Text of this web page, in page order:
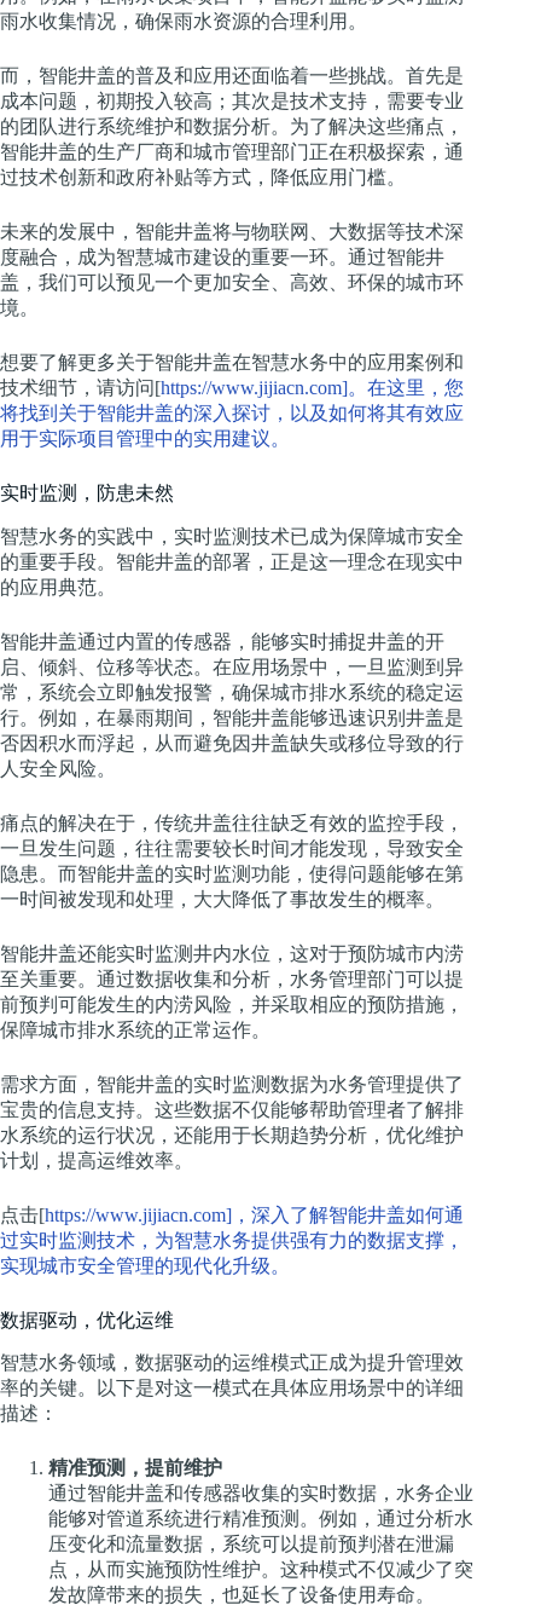
雨水收集情况，确保雨水资源的合理利用。
而，智能井盖的普及和应用还面临着一些挑战。首先是
成本问题，初期投入较高；其次是技术支持，需要专业
的团队进行系统维护和数据分析。为了解决这些痛点，
智能井盖的生产厂商和城市管理部门正在积极探索，通
过技术创新和政府补贴等方式，降低应用门槛。
未来的发展中，智能井盖将与物联网、大数据等技术深
度融合，成为智慧城市建设的重要一环。通过智能井
盖，我们可以预见一个更加安全、高效、环保的城市环
境。
想要了解更多关于智能井盖在智慧水务中的应用案例和
技术细节，请访问[https://www.jijiacn.com]。在这里，您
将找到关于智能井盖的深入探讨，以及如何将其有效应
用于实际项目管理中的实用建议。
实时监测，防患未然
智慧水务的实践中，实时监测技术已成为保障城市安全
的重要手段。智能井盖的部署，正是这一理念在现实中
的应用典范。
智能井盖通过内置的传感器，能够实时捕捉井盖的开
启、倾斜、位移等状态。在应用场景中，一旦监测到异
常，系统会立即触发报警，确保城市排水系统的稳定运
行。例如，在暴雨期间，智能井盖能够迅速识别井盖是
否因积水而浮起，从而避免因井盖缺失或移位导致的行
人安全风险。
痛点的解决在于，传统井盖往往缺乏有效的监控手段，
一旦发生问题，往往需要较长时间才能发现，导致安全
隐患。而智能井盖的实时监测功能，使得问题能够在第
一时间被发现和处理，大大降低了事故发生的概率。
智能井盖还能实时监测井内水位，这对于预防城市内涝
至关重要。通过数据收集和分析，水务管理部门可以提
前预判可能发生的内涝风险，并采取相应的预防措施，
保障城市排水系统的正常运作。
需求方面，智能井盖的实时监测数据为水务管理提供了
宝贵的信息支持。这些数据不仅能够帮助管理者了解排
水系统的运行状况，还能用于长期趋势分析，优化维护
计划，提高运维效率。
点击[https://www.jijiacn.com]，深入了解智能井盖如何通
过实时监测技术，为智慧水务提供强有力的数据支撑，
实现城市安全管理的现代化升级。
数据驱动，优化运维
智慧水务领域，数据驱动的运维模式正成为提升管理效
率的关键。以下是对这一模式在具体应用场景中的详细
描述：
精准预测，提前维护
通过智能井盖和传感器收集的实时数据，水务企业
能够对管道系统进行精准预测。例如，通过分析水
压变化和流量数据，系统可以提前预判潜在泄漏
点，从而实施预防性维护。这种模式不仅减少了突
发故障带来的损失，也延长了设备使用寿命。